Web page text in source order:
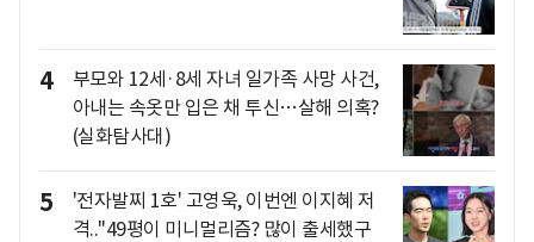
4
부모와 12세·8세 자녀 일가족 사망 사건,
아내는 속옷만 입은 채 투신…살해 의혹?
(실화탐사대)
5
'전자발찌 1호' 고영욱, 이번엔 이지혜 저
격.."49평이 미니멀리즘? 많이 출세했구